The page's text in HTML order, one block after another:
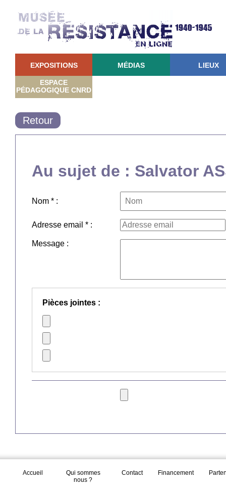
EXPOSITIONS MÉDIAS LIEUX
ESPACE
PÉDAGOGIQUE CNRD
Retour
Au sujet de : Salvator
Nom * :
Adresse email * :
Message :
Pièces jointes :
Accueil
Qui sommes
nous ?
Contact Financement